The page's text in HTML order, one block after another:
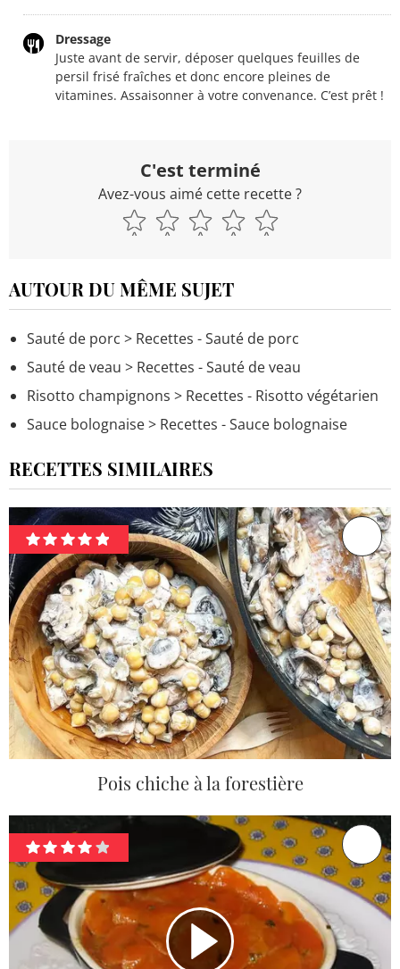
Dressage
Juste avant de servir, déposer quelques feuilles de
persil frisé fraîches et donc encore pleines de
vitamines. Assaisonner à votre convenance. C’est prêt !
C'est terminé
Avez-vous aimé cette recette ?
AUTOUR DU MÊME SUJET
Sauté de porc > Recettes - Sauté de porc
Sauté de veau > Recettes - Sauté de veau
Risotto champignons > Recettes - Risotto végétarien
Sauce bolognaise> Recettes - Sauce bolognaise
RECETTES SIMILAIRES
Pois chiche à la forestière